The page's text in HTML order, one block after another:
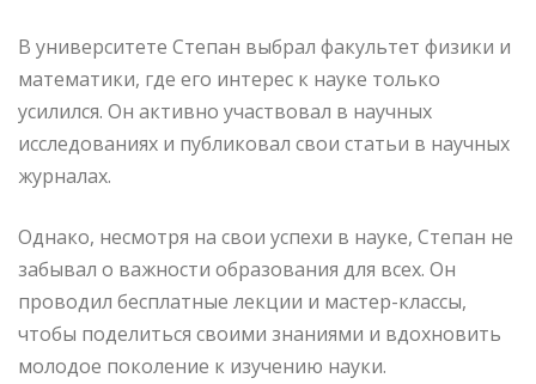
В университете Степан выбрал факультет физики и
математики, где его интерес к науке только
усилился. Он активно участвовал в научных
исследованиях и публиковал свои статьи в научных
журналах.
Однако, несмотря на свои успехи в науке, Степан не
забывал о важности образования для всех. Он
проводил бесплатные лекции и мастер-классы,
чтобы поделиться своими знаниями и вдохновить
молодое поколение к изучению науки.